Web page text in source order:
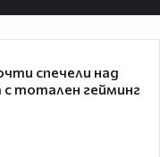
спечели над
с тотален гейминг